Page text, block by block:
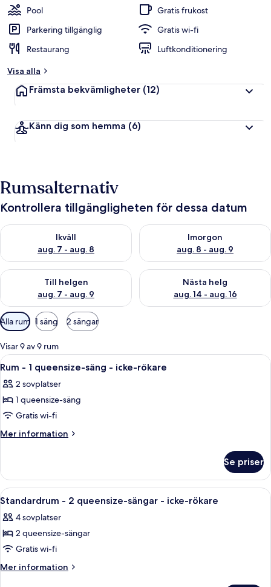
Pool
Gratis frukost
Parkering tillgänglig
Gratis wi-fi
Restaurang
Luftkonditionering
Visa alla
Främsta bekvämligheter (12)
Känn dig som hemma (6)
Rumsalternativ
Kontrollera tillgängligheten för dessa datum
Ikväll
aug. 7 - aug. 8
Kontrollera tillgängligheten för ikväll aug. 7 - aug. 8
Imorgon
aug. 8 - aug. 9
Kontrollera tillgängligheten
Till helgen
aug. 7 - aug. 9
Kontrollera tillgängligheten för den här helgen aug. 7 - aug. 9
Nästa helg
aug. 14 - aug. 16
Kontrollera tillgängligheten
Tillgängliga
filter
för
rum
Alla rum 1 säng 2 sängar
Visar 9 av 9 rum
Öppna
alla
foton
för
Rum
-
säng
icke-
rökare
Ett hotellrum med en stor säng, ett
4
Rum - 1 queensize-säng - icke-rökare
2 sovplatser
1 queensize-säng
Gratis wi-fi
Mer information
Mer
-
queensize-
-
icke-
Se priser
Öppna
alla
foton
för
Standardrum
-
Ett hotellrum med två sängar, ett
9
Standardrum - 2 queensize-sängar - icke-rökare
4 sovplatser
2 queensize-sängar
Gratis wi-fi
Mer information
Mer